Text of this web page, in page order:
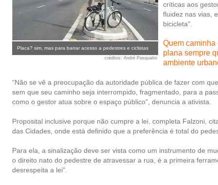
Placa? sim, mas para barrar acesso a pedestres e ciclistas
créditos: André Pasqualini
críticas aos
fluidez nas vias,
bicicleta".
Quem caminha
plana sempre
ambiente
“Não se vê a preocupação da autoridade pública de fazer com
sem que seu caminho seja interrompido, fragmentado, para a
como o gestor atua sobre o espaço público", denuncia a ativista.
Proposital inclusive porque não cumpre a lei, completa Falzoni,
das Cidades, onde está definido que a preferência é total do
Para ela, a sinalização deve ser vista como um instrumento de
o direito nato do pedestre de atravessar a rua, é a primeira
desrespeita a lei".